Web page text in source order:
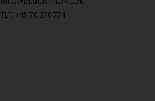
TLF. +45 70 270 774